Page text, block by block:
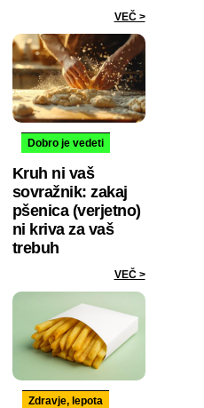
VEČ >
Dobro je vedeti
Kruh ni vaš
sovražnik: zakaj
pšenica (verjetno)
ni kriva za vaš
trebuh
VEČ >
Zdravje, lepota